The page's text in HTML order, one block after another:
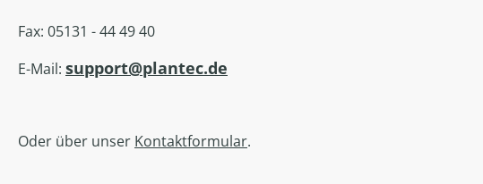
Fax: 05131 - 44 49 40
E-Mail: support@plantec.de
Oder über unser Kontaktformular.